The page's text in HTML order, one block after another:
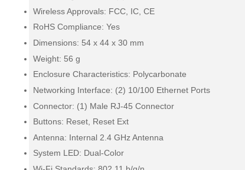
Wireless Approvals: FCC, IC, CE
RoHS Compliance: Yes
Dimensions: 54 x 44 x 30 mm
Weight: 56 g
Enclosure Characteristics: Polycarbonate
Networking Interface: (2) 10/100 Ethernet Ports
Connector: (1) Male RJ-45 Connector
Buttons: Reset, Reset Ext
Antenna: Internal 2.4 GHz Antenna
System LED: Dual-Color